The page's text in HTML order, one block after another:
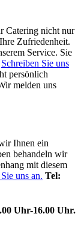
Catering nicht nur
Zufriedenheit.
Service. Sie
Schreiben Sie uns
persönlich
melden uns
Ihnen ein
behandeln wir
mit diesem
uns an. Tel:
Uhr-16.00 Uhr.